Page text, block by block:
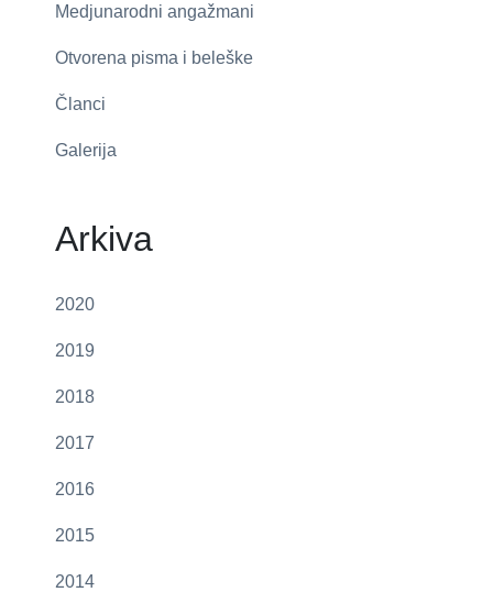
Medjunarodni angažmani
Otvorena pisma i beleške
Članci
Galerija
Arkiva
2020
2019
2018
2017
2016
2015
2014